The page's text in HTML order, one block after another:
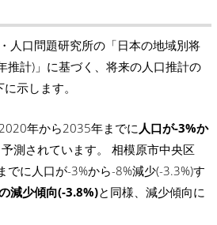
人口問題研究所の「日本の地域別将
推計)」に基づく、将来の人口推計の
示します。
年から2035年までに 人口が-3%か
測されています。 相模原市中央区
に人口が-3%から-8%減少(-3.3%)す
減少傾向(-3.8%)と同様、減少傾向に